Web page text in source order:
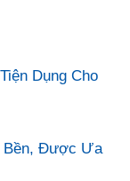
Dụng Cho
Bền, Được Ưa